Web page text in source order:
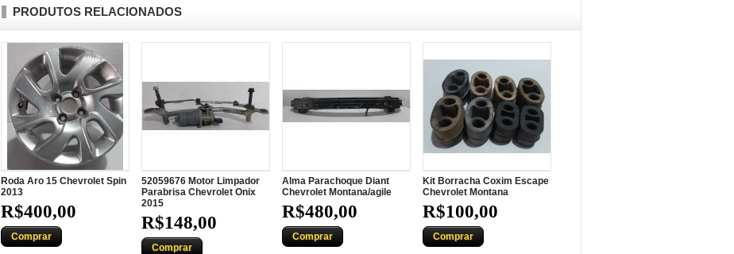
PRODUTOS RELACIONADOS
Roda Aro 15 Chevrolet Spin
2013
R$400,00
Comprar
52059676 Motor Limpador
Parabrisa Chevrolet Onix
2015
R$148,00
Comprar
Alma Parachoque Diant
Chevrolet Montana/agile
R$480,00
Comprar
Kit Borracha Coxim Escape
Chevrolet Montana
R$100,00
Comprar